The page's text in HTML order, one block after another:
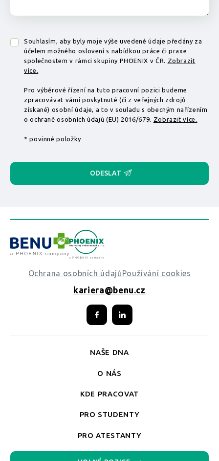
Souhlasím, aby byly moje výše uvedené údaje předány za
účelem možného oslovení s nabídkou práce či praxe
společnostem v rámci skupiny PHOENIX v ČR.
Zobrazit
více.
Pro výběrové řízení na tuto pracovní pozici budeme
zpracovávat vámi poskytnuté (či z veřejných zdrojů
získané) osobní údaje, a to v souladu s obecným nařízením
o ochraně osobních údajů (EU) 2016/679. Zobrazit více.
* povinné položky
ODESLAT
Ochrana osobních údajůPoužívání cookies
kariera@benu.cz
NAŠE DNA
O NÁS
KDE PRACOVAT
PRO STUDENTY
PRO ATESTANTY